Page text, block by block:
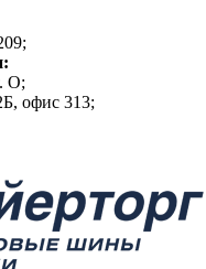
О;
офис 313;